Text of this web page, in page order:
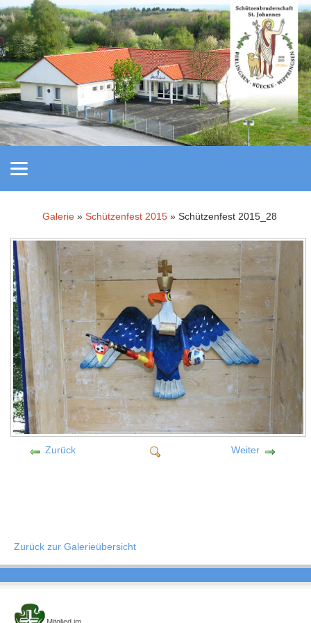
Galerie » Schützenfest 2015 » Schützenfest 2015_28
Zurück Weiter
Zurück zur Galerieübersicht